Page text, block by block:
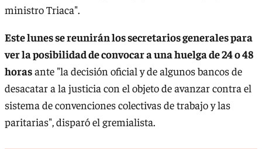
ministro Triaca".
Este lunes se reunirán los secretarios generales para
ver la posibilidad de convocar a una huelga de 24 o 48
horasante "la decisión oficial y de algunos bancos de
desacatar a la justicia con el objeto de avanzar contra el
sistema de convenciones colectivas de trabajo y las
paritarias", disparó el gremialista.